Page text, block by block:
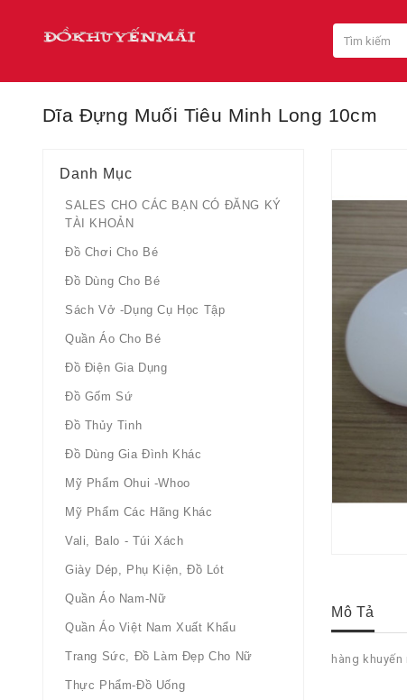
Dĩa Đựng Muối Tiêu Minh Long 10cm
Danh Mục
SALES CHO CÁC BẠN CÓ ĐĂNG KÝ
TÀI KHOẢN
Đồ Chơi Cho Bé
Đồ Dùng Cho Bé
Sách Vở -dụng Cụ Học Tập
Quần Áo Cho Bé
Đồ Điện Gia Dụng
Đồ Gốm Sứ
Đồ Thủy Tinh
Đồ Dùng Gia Đình Khác
Mỹ Phẩm Ohui -whoo
Mỹ Phẩm Các Hãng Khác
Vali, Balo - Túi Xách
Giày Dép, Phụ Kiện, Đồ Lót
Quần Áo Nam-Nữ
Quần Áo Việt Nam Xuất Khẩu
Trang Sức, Đồ Làm Đẹp Cho Nữ
Thực Phẩm-Đồ Uống
Mô Tả
hàng